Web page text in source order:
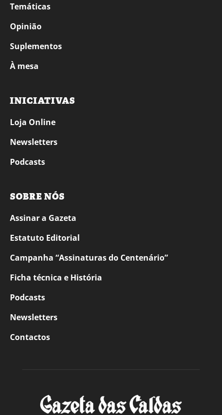
Temáticas
Opinião
Suplementos
À mesa
INICIATIVAS
Loja Online
Newsletters
Podcasts
SOBRE NÓS
Assinar a Gazeta
Estatuto Editorial
Campanha “Assinaturas do Centenário”
Ficha técnica e História
Podcasts
Newsletters
Contactos